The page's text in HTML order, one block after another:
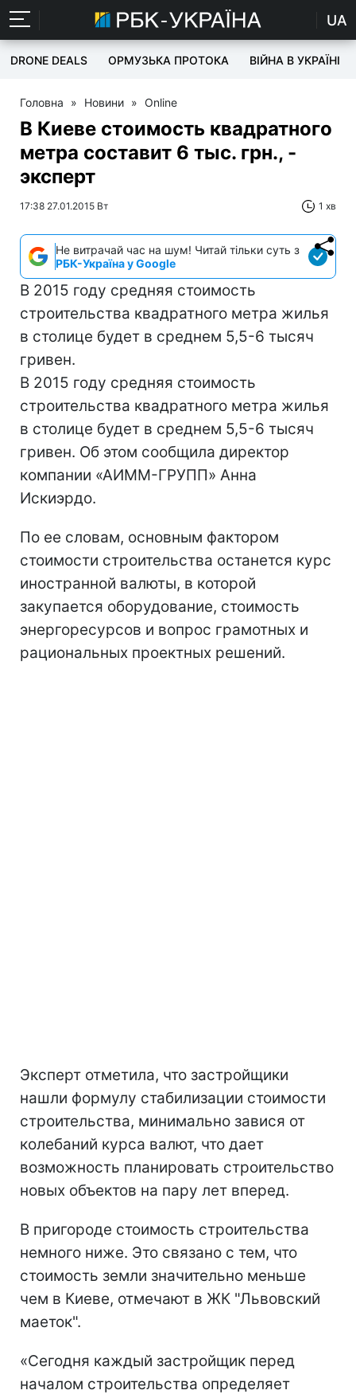
UA
DRONE DEALS ОРМУЗЬКА ПРОТОКА ВІЙНА В УКРАЇНІ
Головна » Новини » Online
В Киеве стоимость квадратного
метра составит 6 тыс. грн., -
эксперт
17:38 27.01.2015 Вт 1 хв
Не витрачай час на шум! Читай тільки суть з
РБК-Україна у Google
В 2015 году средняя стоимость
строительства квадратного метра жилья
в столице будет в среднем 5,5-6 тысяч
гривен.
В 2015 году средняя стоимость
строительства квадратного метра жилья
в столице будет в среднем 5,5-6 тысяч
гривен. Об этом сообщила директор
компании «АИММ-ГРУПП» Анна
Искиэрдо.
По ее словам, основным фактором
стоимости строительства останется курс
иностранной валюты, в которой
закупается оборудование, стоимость
энергоресурсов и вопрос грамотных и
рациональных проектных решений.
Эксперт отметила, что застройщики
нашли формулу стабилизации стоимости
строительства, минимально завися от
колебаний курса валют, что дает
возможность планировать строительство
новых объектов на пару лет вперед.
В пригороде стоимость строительства
немного ниже. Это связано с тем, что
стоимость земли значительно меньше
чем в Киеве, отмечают в ЖК "Львовский
маеток".
«Сегодня каждый застройщик перед
началом строительства определяет